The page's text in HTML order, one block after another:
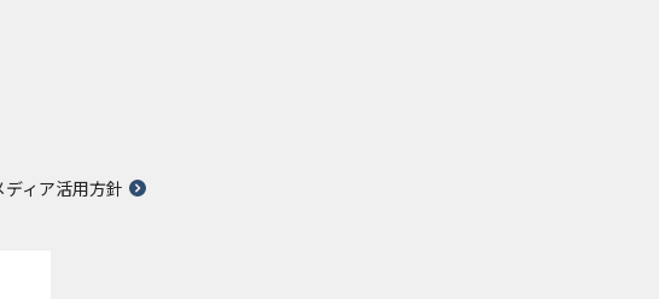
ディア活用方針